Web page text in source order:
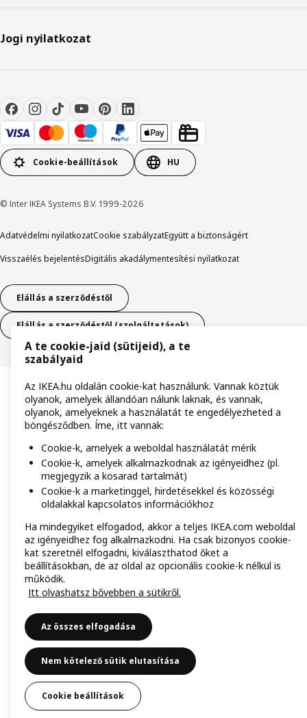
Jogi nyilatkozat
Cookie-beállítások HU
© Inter IKEA Systems B.V. 1999-2026
Adatvédelmi nyilatkozatCookie szabályzatEgyütt a biztonságért
Visszaélés bejelentésDigitális akadálymentesítési nyilatkozat
Elállás a szerződéstől
Elállás a szerződéstől (szolgáltatások)
A te cookie-jaid (sütijeid), a te
szabályaid
Az IKEA.hu oldalán cookie-kat használunk. Vannak köztük
olyanok, amelyek állandóan nálunk laknak, és vannak,
olyanok, amelyeknek a használatát te engedélyezheted a
böngésződben. Íme, itt vannak:
Cookie-k, amelyek a weboldal használatát mérik
Cookie-k, amelyek alkalmazkodnak az igényeidhez (pl.
megjegyzik a kosarad tartalmát)
Cookie-k a marketinggel, hirdetésekkel és közösségi
oldalakkal kapcsolatos információkhoz
Ha mindegyiket elfogadod, akkor a teljes IKEA.com weboldal
az igényeidhez fog alkalmazkodni. Ha csak bizonyos cookie-
kat szeretnél elfogadni, kiválaszthatod őket a
beállításokban, de az oldal az opcionális cookie-k nélkül is
működik.
Itt olvashatsz bővebben a sütikről.
Az összes elfogadása
Nem kötelező sütik elutasítása
Cookie beállítások